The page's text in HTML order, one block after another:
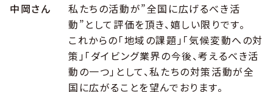
中岡さん
私たちの活動が”全国に広げるべき活
動”として評価を頂き、嬉しい限りです。
これからの「地域の課題」「気候変動への対
策」「ダイビング業界の今後、考えるべき活
動の一つ」として、私たちの対策活動が全
国に広がることを望んでおります。